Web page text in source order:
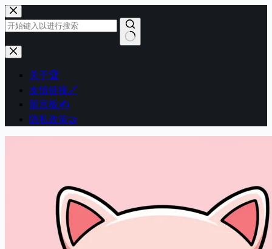
跳
至
内
容
无
关于🏆
友情链接🔗
留言板✍️
隐私政策🤝